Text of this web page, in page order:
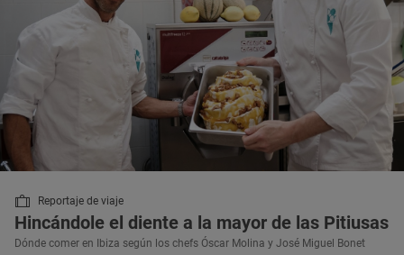
Reportaje de viaje
Hincándole el diente a la mayor de las Pitiusas
Dónde comer en Ibiza según los chefs Óscar Molina y José Miguel Bonet